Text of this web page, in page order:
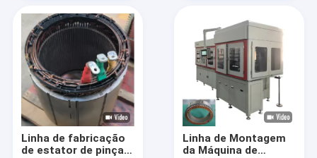
Produtos
Vídeos
Quem Somos
Fábrica
Linha de fabricação
de estator de pinça
Linha de Montagem
da Máquina de